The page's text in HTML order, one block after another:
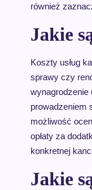
również
Jakie
Koszty usług
sprawy czy
wynagrodzenie
prowadzeniem
możliwość
opłaty za
konkretnej
Jakie